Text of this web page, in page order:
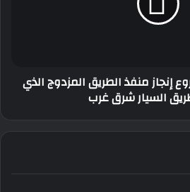
إنجاز منفذ الطريق المزدوج الذي
السيار شرق غرب